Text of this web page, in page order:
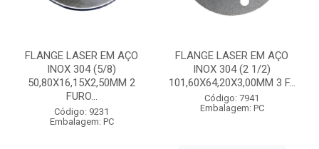
FLANGE LASER EM AÇO
INOX 304 (5/8)
50,80X16,15X2,50MM 2
FURO...
Código: 9231
Embalagem: PC
FLANGE LASER EM AÇO
INOX 304 (2 1/2)
101,60X64,20X3,00MM 3 F...
Código: 7941
Embalagem: PC